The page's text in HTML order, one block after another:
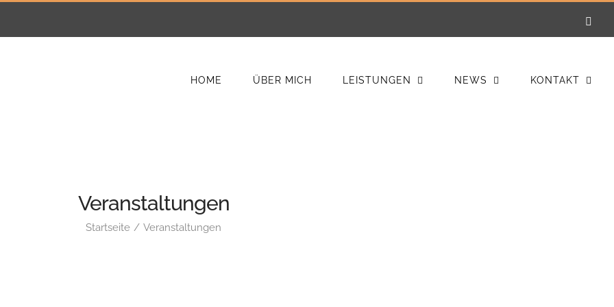
HOME ÜBER MICH LEISTUNGEN NEWS KONTAKT
Veranstaltungen
Startseite Veranstaltungen